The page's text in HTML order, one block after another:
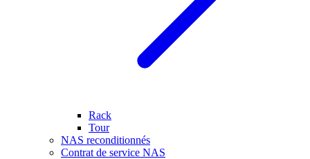
Rack
Tour
NAS reconditionnés
Contrat de service NAS